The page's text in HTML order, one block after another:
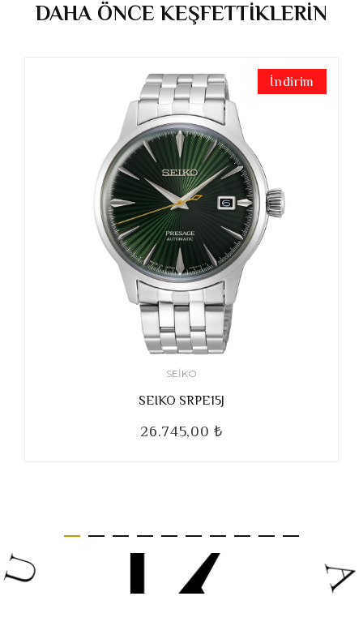
DAHA ÖNCE KEŞFETTİKLERİN
İndirim
SEIKO
SEIKO SRPE15J
26.745,00 ₺